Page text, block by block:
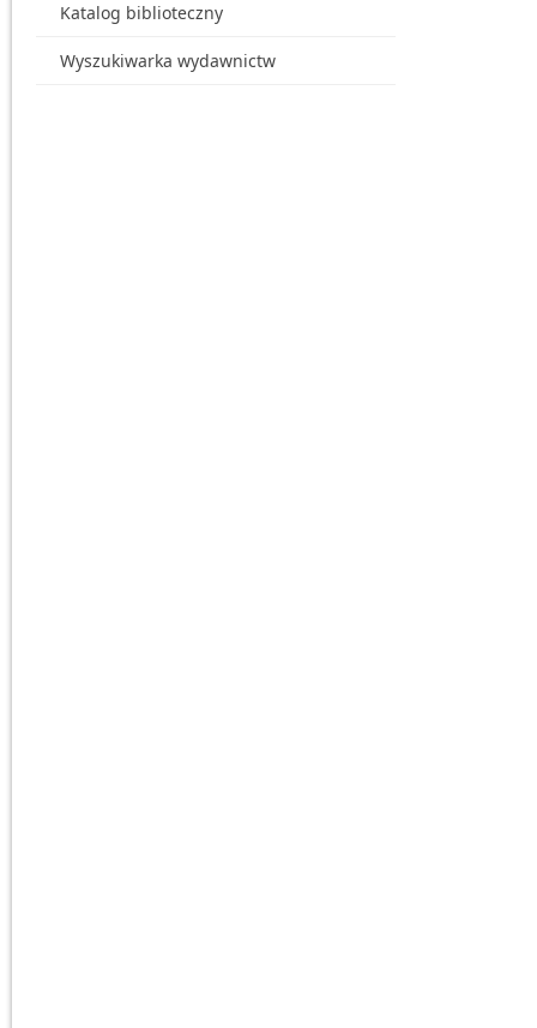
Katalog biblioteczny
Wyszukiwarka wydawnictw